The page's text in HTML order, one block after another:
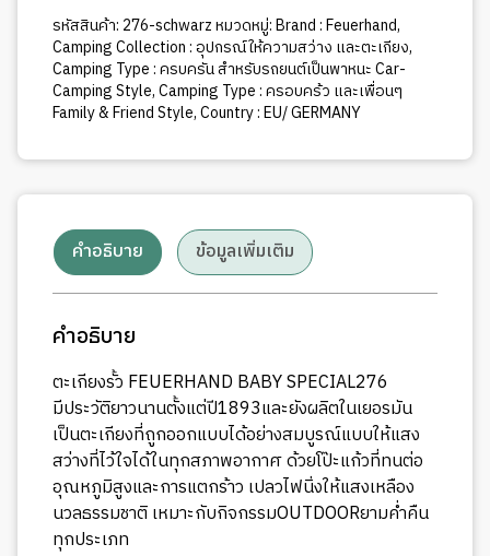
รหัสสินค้า: 276-schwarzหมวดหมู่:Brand : Feuerhand,
Camping Collection : อุปกรณ์ให้ความสว่าง และตะเกียง,
Camping Type : ครบครัน สำหรับรถยนต์เป็นพาหนะ Car-
Camping Style,Camping Type : ครอบคร้ว และเพื่อนๆ
Family & Friend Style,Country : EU/ GERMANY
คำอธิบาย ข้อมูลเพิ่มเติม
คำอธิบาย
ตะเกียงรั้ว FEUERHAND BABY SPECIAL276
มีประวัติยาวนานตั้งแต่ปี1893และยังผลิตในเยอรมัน
เป็นตะเกียงที่ถูกออกแบบได้อย่างสมบูรณ์แบบให้แสง
สว่างที่ไว้ใจได้ในทุกสภาพอากาศ ด้วยโป๊ะแก้วที่ทนต่อ
อุณหภูมิสูงและการแตกร้าว เปลวไฟนิ่งให้แสงเหลือง
นวลธรรมชาติ เหมาะกับกิจกรรมOUTDOORยามค่ำคืน
ทุกประเภท